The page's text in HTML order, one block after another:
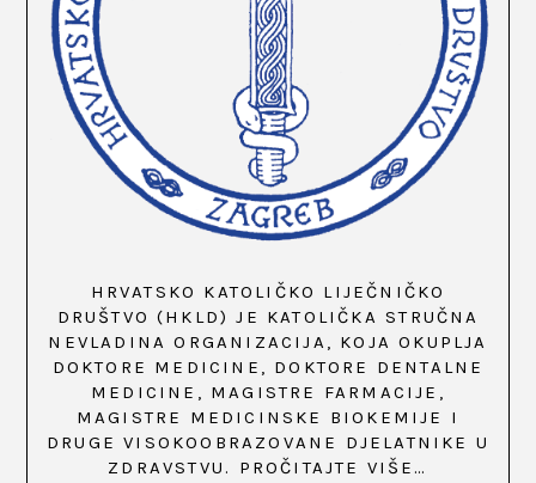
HRVATSKO KATOLIČKO LIJEČNIČKO
DRUŠTVO (HKLD) JE KATOLIČKA STRUČNA
NEVLADINA ORGANIZACIJA, KOJA OKUPLJA
DOKTORE MEDICINE, DOKTORE DENTALNE
MEDICINE, MAGISTRE FARMACIJE,
MAGISTRE MEDICINSKE BIOKEMIJE I
DRUGE VISOKOOBRAZOVANE DJELATNIKE U
ZDRAVSTVU. PROČITAJTE VIŠE…